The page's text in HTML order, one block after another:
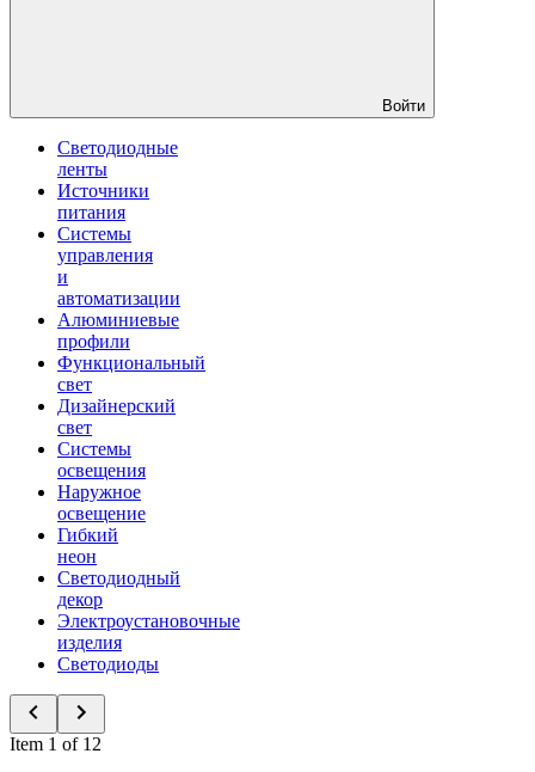
Войти
Светодиодные
ленты
Источники
питания
Системы
управления
и
автоматизации
Алюминиевые
профили
Функциональный
свет
Дизайнерский
свет
Системы
освещения
Наружное
освещение
Гибкий
неон
Светодиодный
декор
Электроустановочные
изделия
Светодиоды
Item 1 of 12